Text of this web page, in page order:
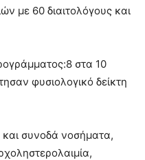
με 60 διαιτολόγους και
στα 10
φυσιολογικό δείκτη
και συνοδά νοσήματα,